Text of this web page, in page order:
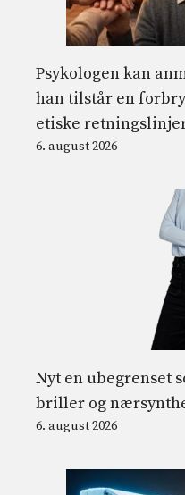
Psykologen kan
han tilstår en
etiske
6. august 2026
Nyt en ubegrenset
briller og
6. august 2026